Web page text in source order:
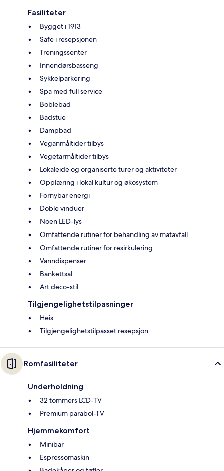
Fasiliteter
Bygget i 1913
Safe i resepsjonen
Treningssenter
Innendørsbasseng
Sykkelparkering
Spa med full service
Boblebad
Badstue
Dampbad
Veganmåltider tilbys
Vegetarmåltider tilbys
Lokaleide og organiserte turer og aktiviteter
Opplæring i lokal kultur og økosystem
Fornybar energi
Doble vinduer
Noen LED-lys
Omfattende rutiner for behandling av matavfall
Omfattende rutiner for resirkulering
Vanndispenser
Bankettsal
Art deco-stil
Tilgjengelighetstilpasninger
Heis
Tilgjengelighetstilpasset resepsjon
Romfasiliteter
Underholdning
32 tommers LCD-TV
Premium parabol-TV
Hjemmekomfort
Minibar
Espressomaskin